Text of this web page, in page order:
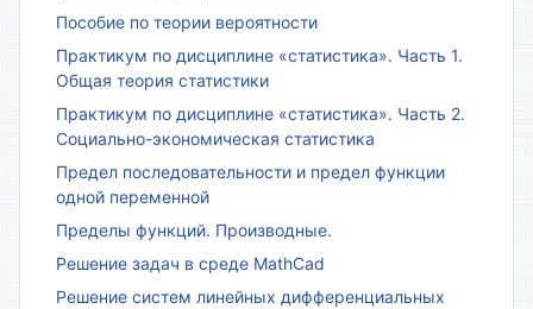
Пособие по теории вероятности
Практикум по дисциплине «статистика». Часть 1.
Общая теория статистики
Практикум по дисциплине «статистика». Часть 2.
Социально-экономическая статистика
Предел последовательности и предел функции
одной переменной
Пределы функций. Производные.
Решение задач в среде MathCad
Решение систем линейных дифференциальных